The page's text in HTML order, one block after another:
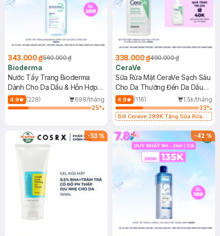
343.000 ₫560.000 ₫
Bioderma
Nước Tẩy Trang Bioderma
Dành Cho Da Dầu & Hỗn Hợp
500ml
4.9 (228)
698/tháng
25%
338.000 ₫490.000 ₫
CeraVe
Sữa Rửa Mặt CeraVe Sạch Sâu
Cho Da Thường Đến Da Dầu
473ml
4.9 (116)
1.5k/tháng
33%
Bill Cerave 299K Tặng Sữa Rửa
-53 % -42%